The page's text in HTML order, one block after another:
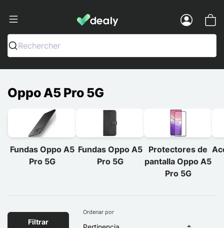
Dealy - Fundas y accesorios para
Rechercher
Oppo A5 Pro 5G
Fundas Oppo A5
Pro 5G
Fundas Oppo A5
Pro 5G
Protectores de
pantalla Oppo A5
Pro 5G
Filtrar
Ordenar por